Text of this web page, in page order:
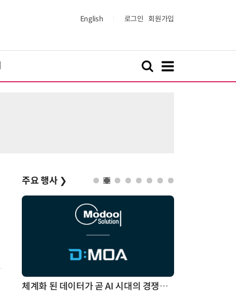
English 로그인 회원가입
주요 행사 ❯
체계화 된 데이터가 곧 AI 시대의 경쟁력이다